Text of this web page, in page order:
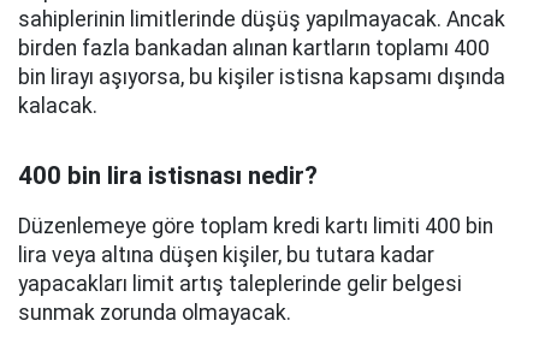
sahiplerinin limitlerinde düşüş yapılmayacak. Ancak
birden fazla bankadan alınan kartların toplamı 400
bin lirayı aşıyorsa, bu kişiler istisna kapsamı dışında
kalacak.
400 bin lira istisnası nedir?
Düzenlemeye göre toplam kredi kartı limiti 400 bin
lira veya altına düşen kişiler, bu tutara kadar
yapacakları limit artış taleplerinde gelir belgesi
sunmak zorunda olmayacak.